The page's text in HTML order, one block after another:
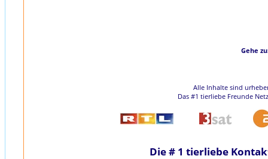
Gehe
Alle Inhalte sind
Das #1 tierliebe Freunde
Die # 1 tierliebe